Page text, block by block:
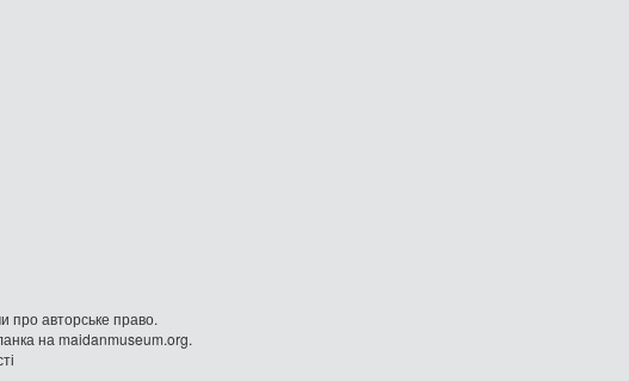
про авторське право.
на maidanmuseum.org.